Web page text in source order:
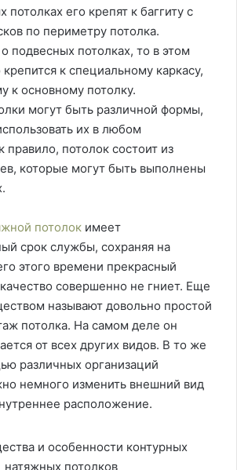
потолках его крепят к баггиту с
по периметру потолка.
подвесных потолках, то в этом
к специальному каркасу,
к основному потолку.
могут быть различной формы,
их в любом
потолок состоит из
которые могут быть выполнены
потолок имеет
срок службы, сохраняя на
этого времени прекрасный
совершенно не гниет. Еще
называют довольно простой
потолка. На самом деле он
от всех других видов. В то же
различных организаций
немного изменить внешний вид
расположение.